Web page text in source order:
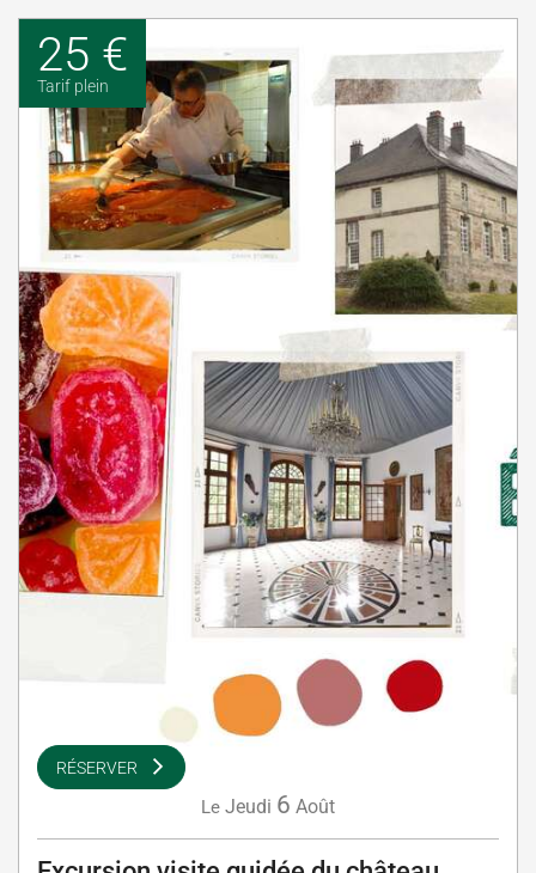
25 €
Tarif plein
RÉSERVER
Le Jeudi 6 Août